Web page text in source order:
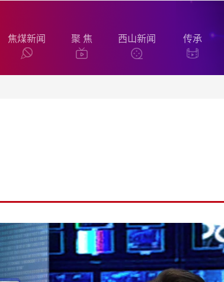
焦煤新闻 聚 焦 西山新闻 传承